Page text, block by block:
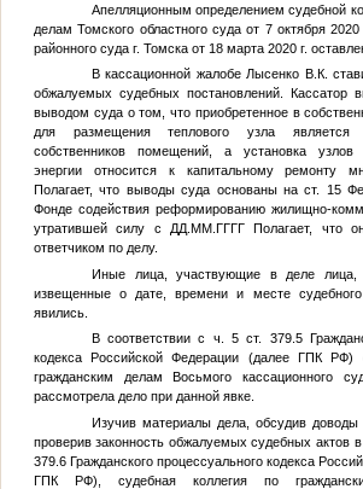
Апелляционным определением судебной
делам Томского областного суда от 7 октября
районного суда г. Томска от 18 марта 2020 г.
В кассационной жалобе Лысенко В.К.
обжалуемых судебных постановлений. Кассатор
выводом суда о том, что приобретенное в
для размещения теплового узла
собственников помещений, а установка узлов
энергии относится к капитальному ремонту
Полагает, что выводы суда основаны на ст. 15
Фонде содействия реформированию жилищно-
утратившей силу с ДД.ММ.ГГГГ Полагает, что
ответчиком по делу.
Иные лица, участвующие в деле лица,
извещенные о дате, времени и месте
явились.
В соответствии с ч. 5 ст. 379.5
кодекса Российской Федерации (далее ГПК РФ)
гражданским делам Восьмого кассационного
рассмотрела дело при данной явке.
Изучив материалы дела, обсудив доводы
проверив законность обжалуемых судебных актов в
379.6 Гражданского процессуального кодекса
ГПК РФ), судебная коллегия по